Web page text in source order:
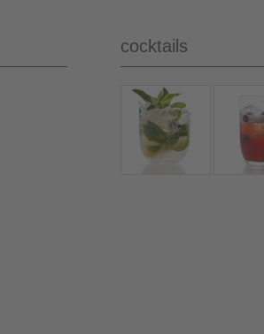
cocktails